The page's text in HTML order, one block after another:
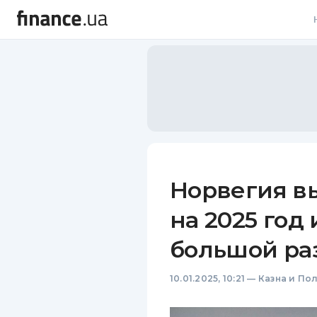
Норвегия
на 2025
большой
10.01.2025, 10:21 — Казна и